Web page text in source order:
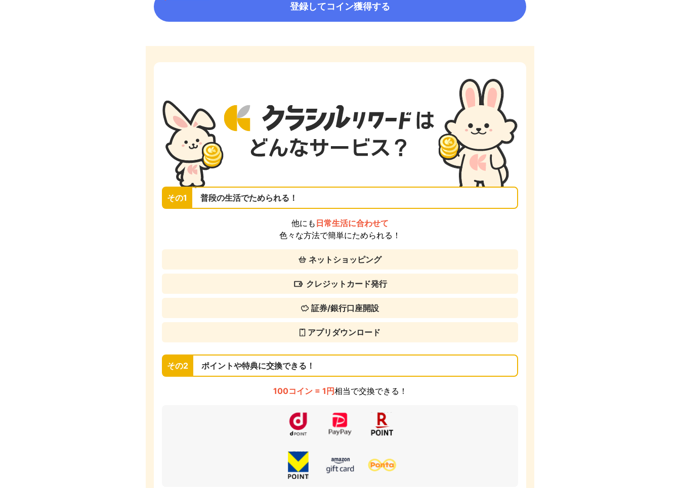
登録してコイン獲得する
その1 普段の生活でためられる！
他にも 日常生活に合わせて
色々な方法で簡単にためられる！
ネットショッピング
クレジットカード発行
証券/銀行口座開設
アプリダウンロード
その2 ポイントや特典に交換できる！
100コイン = 1円相当で交換できる！